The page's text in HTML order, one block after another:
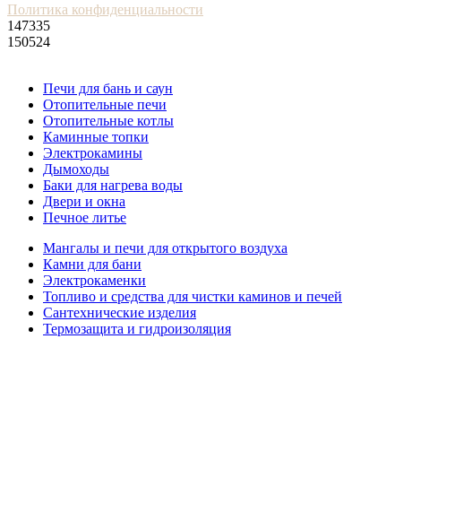
Политика конфиденциальности
147335
150524
Печи для бань и саун
Отопительные печи
Отопительные котлы
Каминные топки
Электрокамины
Дымоходы
Баки для нагрева воды
Двери и окна
Печное литье
Мангалы и печи для открытого воздуха
Камни для бани
Электрокаменки
Топливо и средства для чистки каминов и печей
Сантехнические изделия
Термозащита и гидроизоляция